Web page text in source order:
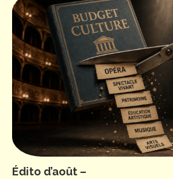
Édito d’août –